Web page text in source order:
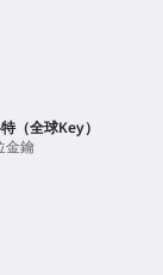
（全球Key）
金鑰